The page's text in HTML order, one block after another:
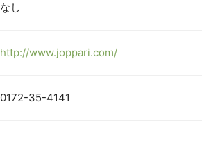
なし
http://www.joppari.com/
0172-35-4141